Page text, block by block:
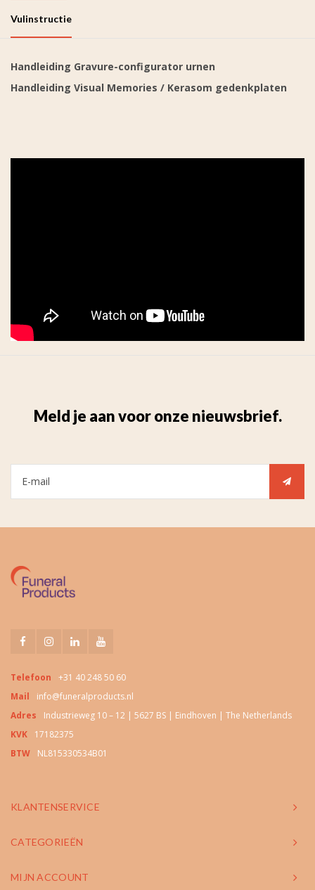
Vulinstructie
Handleiding Gravure-configurator urnen
Handleiding Visual Memories / Kerasom gedenkplaten
Meld je aan voor onze nieuwsbrief.
Telefoon
+31 40 248 50 60
Mail
info@funeralproducts.nl
Adres
Industrieweg 10 – 12 | 5627 BS | Eindhoven | The Netherlands
KVK
17182375
BTW
NL815330534B01
KLANTENSERVICE
CATEGORIEËN
MIJN ACCOUNT